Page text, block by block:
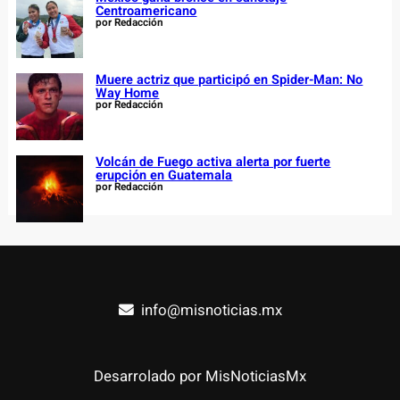
Centroamericano
por Redacción
Muere actriz que participó en Spider-Man: No
Way Home
por Redacción
Volcán de Fuego activa alerta por fuerte
erupción en Guatemala
por Redacción
info@misnoticias.mx
Desarrolado por MisNoticiasMx